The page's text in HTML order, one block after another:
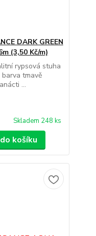
DARK GREEN
(3,50 Kč/m)
rypsová stuha
tmavě
...
Skladem 248 ks
košíku